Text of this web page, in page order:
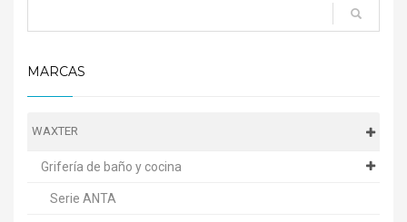
MARCAS
WAXTER
Grifería de baño y cocina
Serie ANTA